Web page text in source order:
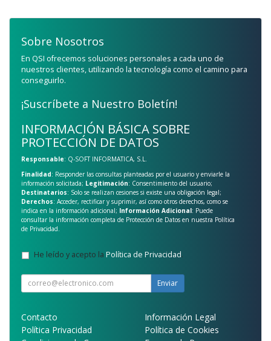
Sobre Nosotros
En QSI ofrecemos soluciones personales a cada uno de
nuestros clientes, utilizando la tecnología como el camino para
conseguirlo.
¡Suscríbete a Nuestro Boletín!
INFORMACIÓN BÁSICA SOBRE
PROTECCIÓN DE DATOS
Responsable: Q-SOFT INFORMATICA, S.L.
Finalidad: Responder las consultas planteadas por el usuario y enviarle la
información solicitada; Legitimación: Consentimiento del usuario;
Destinatarios: Solo se realizan cesiones si existe una obligación legal;
Derechos: Acceder, rectificar y suprimir, así como otros derechos, como se
indica en la información adicional; Información Adicional: Puede
consultar la información completa de Protección de Datos en nuestra Política
de Privacidad
He leído y acepto la Política de Privacidad.
Enviar
Contacto
Información Legal
Política Privacidad
Política de Cookies